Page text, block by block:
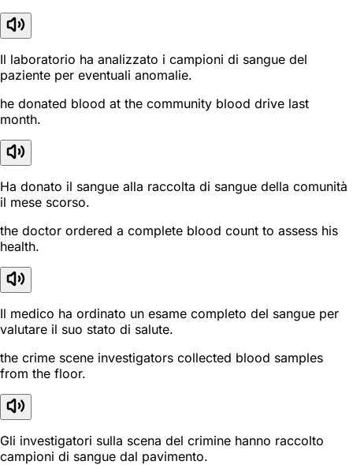
Il laboratorio ha analizzato i campioni di sangue del
paziente per eventuali anomalie.
he donated blood at the community blood drive last
month.
Ha donato il sangue alla raccolta di sangue della comunità
il mese scorso.
the doctor ordered a complete blood count to assess his
health.
Il medico ha ordinato un esame completo del sangue per
valutare il suo stato di salute.
the crime scene investigators collected blood samples
from the floor.
Gli investigatori sulla scena del crimine hanno raccolto
campioni di sangue dal pavimento.